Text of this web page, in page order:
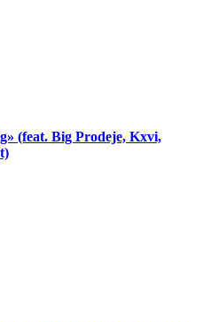
(feat. Big Prodeje, Kxvi,